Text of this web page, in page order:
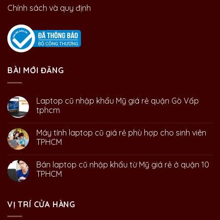
Chính sách và quy định
BÀI MỚI ĐĂNG
Laptop cũ nhập khẩu Mỹ giá rẻ quận Gò Vấp
tphcm
Máy tính laptop cũ giá rẻ phù hợp cho sinh viên
TPHCM
Bán laptop cũ nhập khẩu từ Mỹ giá rẻ ở quận 10
TPHCM
VỊ TRÍ CỬA HÀNG